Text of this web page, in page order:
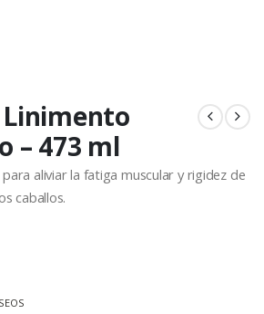
– 473 ml
aliviar la fatiga muscular y rigidez de
caballos.